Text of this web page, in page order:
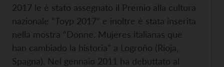
2017 le è stato assegnato il Premio alla cultura
nazionale “Toyp 2017” e inoltre è stata inserita
nella mostra “Donne. Mujeres italianas que
han cambiado la historia” a Logroño (Rioja,
Spagna). Nel gennaio 2011 ha debuttato al